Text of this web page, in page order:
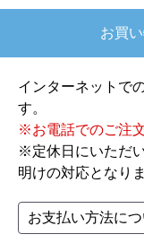
お買
インターネットで
す。
※お電話でのご注
※定休日にいただ
明けの対応となりま
お支払い方法につ